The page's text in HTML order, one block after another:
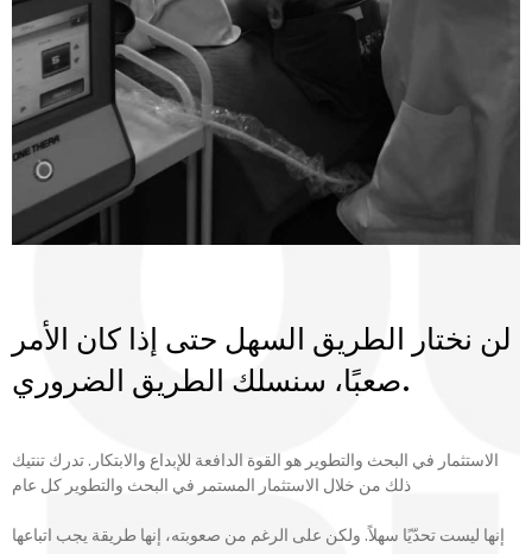
لن نختار الطريق السهل حتى إذا كان الأمر
صعبًا، سنسلك الطريق الضروري.
الاستثمار في البحث والتطوير هو القوة الدافعة للإبداع والابتكار. تدرك تنتيك
ذلك من خلال الاستثمار المستمر في البحث والتطوير كل عام
إنها ليست تحدّيًا سهلاً. ولكن على الرغم من صعوبته، إنها طريقة يجب اتباعها